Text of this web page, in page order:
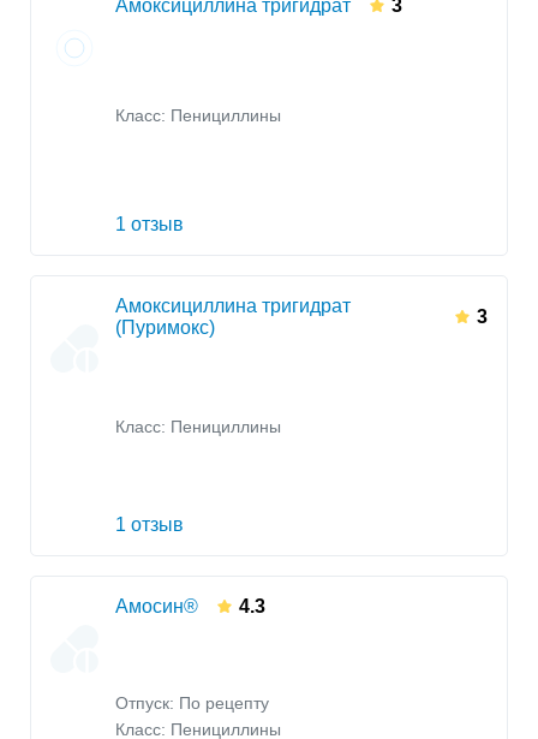
Амоксициллина тригидрат 3
Класс: Пенициллины
1 отзыв
Амоксициллина тригидрат
(Пуримокс)
3
Класс: Пенициллины
1 отзыв
Амосин® 4.3
Отпуск: По рецепту
Класс: Пенициллины